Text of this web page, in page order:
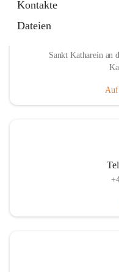
Kontakte
Dateien
Sankt Katharein an
Auf